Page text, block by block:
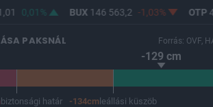
0,01% BUX146 563,2 -1,03% OTP45
PAKSNÁL Forrás: OVF,
-129 cm
biztonsági határ -134cm leállási küszöb